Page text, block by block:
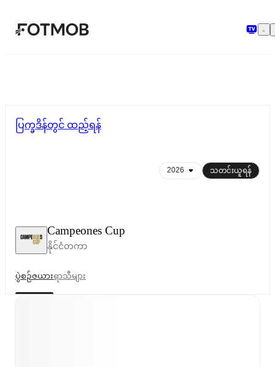
အဓိကအကြောင်းအရာသို့ ကျော်သွားရန်
Campeones Cup
နိုင်ငံတကာ
ပြက္ခဒိန်တွင် ထည့်ရန်
သတင်းယူရန်
ပွဲစဉ်ဇယားရာသီများ